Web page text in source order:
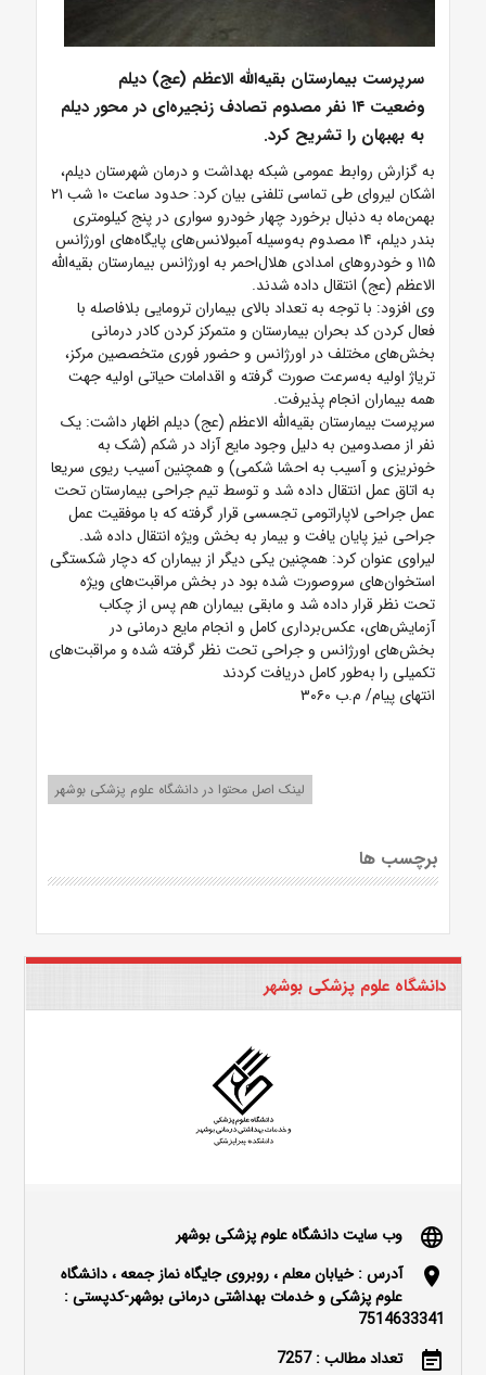
سرپرست بیمارستان بقیه‌الله الاعظم (عج) دیلم
وضعیت ۱۴ نفر مصدوم تصادف زنجیره‌ای در محور دیلم
به بهبهان را تشریح کرد.
به گزارش روابط عمومی شبکه بهداشت و درمان شهرستان دیلم،
اشکان لیروای طی تماسی تلفنی بیان کرد: حدود ساعت ۱۰ شب ۲۱
بهمن‌ماه به دنبال برخورد چهار خودرو سواری در پنج کیلومتری
بندر دیلم، ۱۴ مصدوم به‌وسیله آمبولانس‌های پایگاه‌های اورژانس
۱۱۵ و خودروهای امدادی هلال‌احمر به اورژانس بیمارستان بقیه‌الله
الاعظم (عج) انتقال داده شدند.
وی افزود: با توجه به تعداد بالای بیماران ترومایی بلافاصله با
فعال کردن کد بحران بیمارستان و متمرکز کردن کادر درمانی
بخش‌های مختلف در اورژانس و حضور فوری متخصصین مرکز،
تریاژ اولیه به‌سرعت صورت گرفته و اقدامات حیاتی اولیه جهت
همه بیماران انجام پذیرفت.
سرپرست بیمارستان بقیه‌الله الاعظم (عج) دیلم اظهار داشت: یک
نفر از مصدومین به دلیل وجود مایع آزاد در شکم (شک به
خونریزی و آسیب به احشا شکمی) و همچنین آسیب ریوی سریعا
به اتاق عمل انتقال داده شد و توسط تیم جراحی بیمارستان تحت
عمل جراحی لاپاراتومی تجسسی قرار گرفته که با موفقیت عمل
جراحی نیز پایان یافت و بیمار به بخش ویژه انتقال داده شد.
لیراوی عنوان کرد: همچنین یکی دیگر از بیماران که دچار شکستگی
استخوان‌های سروصورت شده بود در بخش مراقبت‌های ویژه
تحت نظر قرار داده شد و مابقی بیماران هم پس از چکاب
آزمایش‌های، عکس‌برداری کامل و انجام مایع درمانی در
بخش‌های اورژانس و جراحی تحت نظر گرفته شده و مراقبت‌های
تکمیلی را به‌طور کامل دریافت کردند
انتهای پیام/ م.ب ۳۰۶۰
لینک اصل محتوا در دانشگاه علوم پزشکی بوشهر
برچسب ها
دانشگاه علوم پزشکی بوشهر
language وب سایت دانشگاه علوم پزشکی بوشهر
location_on
آدرس : خیابان معلم ، روبروی جایگاه نماز جمعه ، دانشگاه
علوم پزشکی و خدمات بهداشتی درمانی بوشهر-کدپستی :
7514633341
event_note تعداد مطالب : 7257